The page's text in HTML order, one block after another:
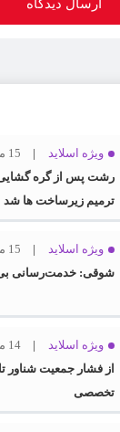
ویژه اسلاید
15 مرداد 1405
رشت پس از گره گشایی
ترمیم زیرساخت ها شد
ویژه اسلاید
15 مرداد 1405
شوقی: خدمت‌رسانی
ویژه اسلاید
14 مرداد 1405
از فشار جمعیت شناور
تخصصی